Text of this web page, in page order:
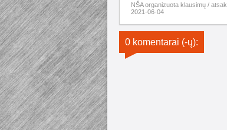
NŠA organizuota klausimų /
2021-06-04
0 komentarai (-ų):